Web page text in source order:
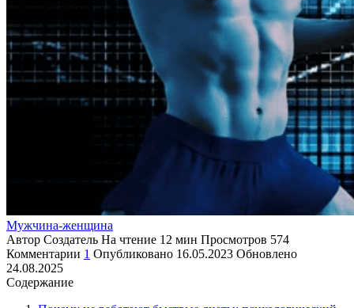
Мужчина-женщина
Автор Создатель На чтение 12 мин Просмотров 574
Комментарии 1 Опубликовано 16.05.2023 Обновлено
24.08.2025
Содержание